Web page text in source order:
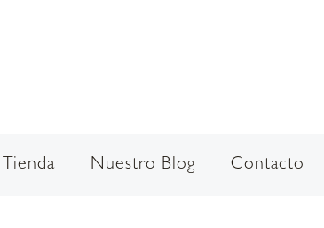
Tienda Nuestro Blog Contacto